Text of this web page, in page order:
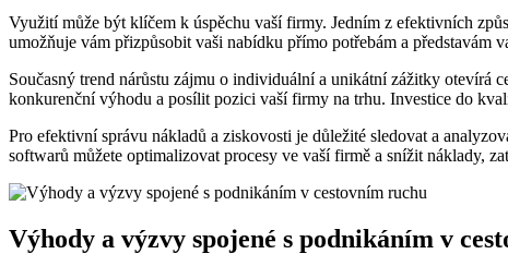
Využití může být klíčem k úspěchu vaší firmy. Jedním z efektivních
umožňuje vám přizpůsobit vaši nabídku přímo potřebám a představám
Současný trend nárůstu zájmu o individuální a unikátní zážitky otevírá
konkurenční výhodu a posílit pozici vaší firmy na trhu. Investice do
Pro efektivní správu nákladů a ziskovosti je důležité sledovat a
softwarů můžete optimalizovat procesy ve vaší firmě a snížit náklady,
Výhody a výzvy spojené s podnikáním v